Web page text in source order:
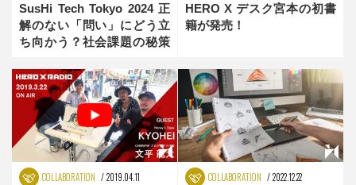
SusHi Tech Tokyo 2024 正
解のない「問い」にどう立
ち向かう？社会課題の秘策
のかけ算プラットフォーム
「Q&I」
HERO X デスク宮本の初書
籍が発売！
COLLABORATION 2019.04.11 COLLABORATION 2022.12.22